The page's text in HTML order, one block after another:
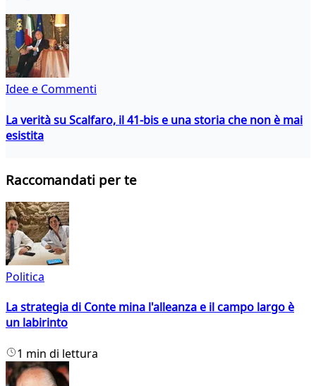
Idee e Commenti
La verità su Scalfaro, il 41-bis e una storia che non è mai
esistita
Raccomandati per te
Politica
La strategia di Conte mina l'alleanza e il campo largo è
un labirinto
1 min di lettura